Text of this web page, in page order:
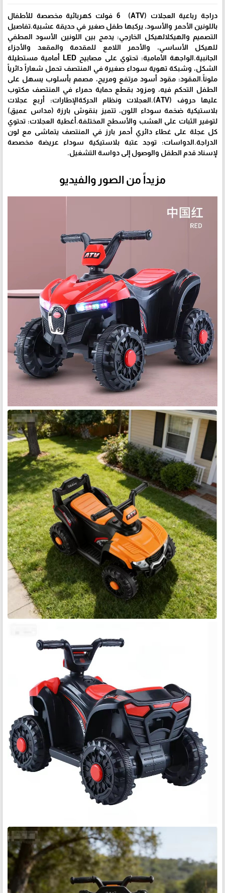
دراجة رباعية العجلات (ATV) 6 فولت كهربائية مخصصة للأطفال
باللونين الأحمر والأسود، يركبها طفل صغير في حديقة عشبية.تفاصيل
التصميم والهيكلالهيكل الخارجي: يدمج بين اللونين الأسود المطفي
للهيكل الأساسي، والأحمر اللامع للمقدمة والمقعد والأجزاء
الجانبية.الواجهة الأمامية: تحتوي على مصابيح LED أمامية مستطيلة
الشكل، وشبكة تهوية سوداء صغيرة في المنتصف تحمل شعاراً دائرياً
ملوناً.المقود: مقود أسود مرتفع ومريح، مصمم بأسلوب يسهل على
الطفل التحكم فيه، ومزود بقطع حماية حمراء في المنتصف مكتوب
عليها حروف (ATV).العجلات ونظام الحركةالإطارات: أربع عجلات
بلاستيكية ضخمة سوداء اللون، تتميز بنقوش بارزة (مداس عميق)
لتوفير الثبات على العشب والأسطح المختلفة.أغطية العجلات: تحتوي
كل عجلة على غطاء دائري أحمر بارز في المنتصف يتماشى مع لون
الدراجة.الدواسات: توجد عتبة بلاستيكية سوداء عريضة مخصصة
لإسناد قدم الطفل والوصول إلى دواسة التشغيل.
مزيداً من الصور والفيديو